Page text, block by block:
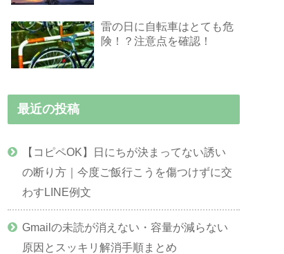
雷の日に自転車はとても危
険！？注意点を確認！
最近の投稿
【コピペOK】日にちが決まってない誘い
の断り方｜今度ご飯行こうを傷つけずに交
わすLINE例文
Gmailの未読が消えない・容量が減らない
原因とスッキリ解消手順まとめ